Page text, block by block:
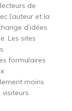
de
l’auteur et la
d’idées
Les sites
formulaires
moins
visiteurs.